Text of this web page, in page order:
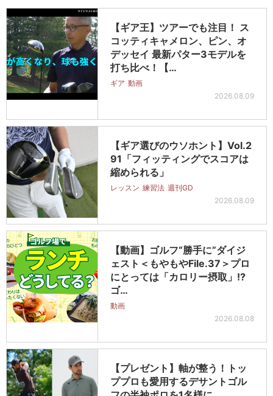
【ギア王】ツアーでも注目！ ス
コッティキャメロン、ピン、オ
デッセイ 最新パター3モデルを
打ち比べ！【…
ギア 動画
2026.08.09
【ギア選びのウソホント】Vol.2
91「フィッティングでスコアは
縮められる」
レッスン 練習法 週刊GD
2026.08.09
【動画】ゴルフ“勝手に”ダイジ
ェスト＜もやもやFile.37＞プロ
にとっては「カロリー摂取」!?
ゴ…
動画
2026.08.08
【プレゼント】軸が整う！トッ
ププロも愛用するデサントゴル